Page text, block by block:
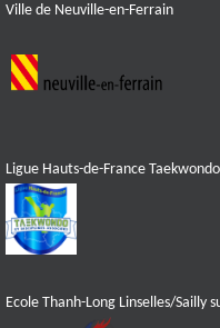
Ville de Neuville-en-Ferrain
Ligue Hauts-de-France
Ecole Thanh-Long Linselles/Sailly